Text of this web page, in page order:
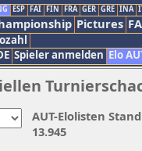
ESP FAI FIN FRA GER GRE INA
Pictures
Spieler anmelden Elo
AUT-Elolisten
13.945